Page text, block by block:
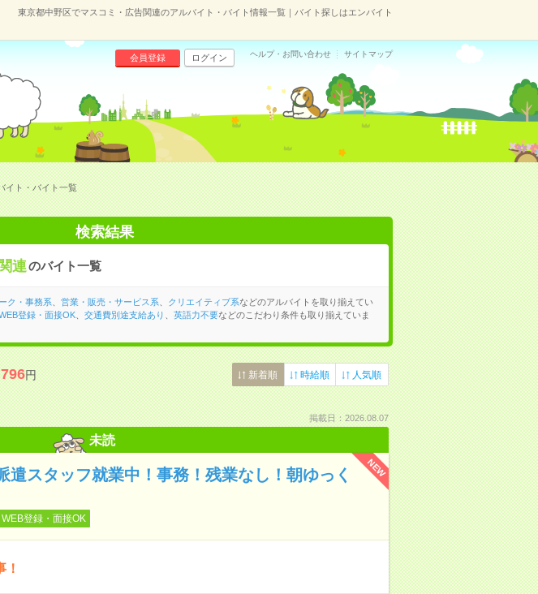
東京都中野区でマスコミ・広告関連のアルバイト・バイト情報一覧｜バイト探しはエンバイト
会員登録 ログイン ヘルプ・お問い合わせ サイトマップ
イト・バイト一覧
検索結果
連のバイト一覧
ク・事務系 営業・販売・サービス系 クリエイティブ系などのアルバイトを取り揃えてい
登録・面接OK、 交通費別途支給あり 英語力不要などのこだわり条件も取り揃えていま
円 新着順 時給順 人気順
掲載日：2026.08.07
未読
NEW
遣スタッフ就業中！事務！残業なし！朝ゆっく
WEB登録・面接OK